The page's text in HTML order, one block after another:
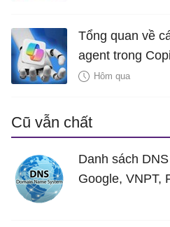
Tổng quan về
agent trong
Hôm qua
Cũ vẫn chất
Danh sách
Google, VNPT,